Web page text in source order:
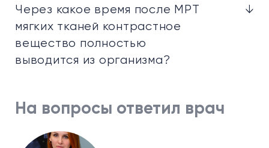
Через какое время после МРТ
мягких тканей контрастное
вещество полностью
выводится из организма?
↓
На вопросы ответил врач